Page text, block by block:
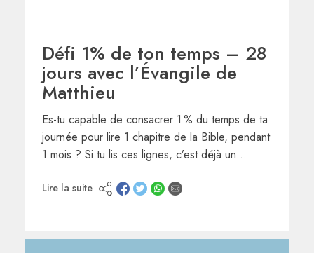
Défi 1% de ton temps – 28
jours avec l’Évangile de
Matthieu
Es-tu capable de consacrer 1 % du temps de ta
journée pour lire 1 chapitre de la Bible, pendant
1 mois ? Si tu lis ces lignes, c’est déjà un…
Lire la suite